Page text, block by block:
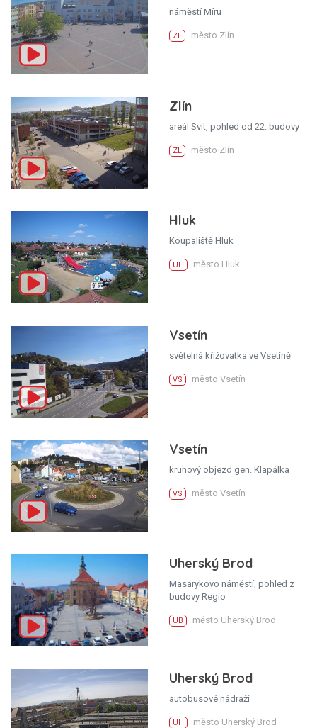
náměstí Míru
ZL město Zlín
Zlín
areál Svit, pohled od 22. budovy
ZL město Zlín
Hluk
Koupaliště Hluk
UH město Hluk
Vsetín
světelná křižovatka ve Vsetíně
VS město Vsetín
Vsetín
kruhový objezd gen. Klapálka
VS město Vsetín
Uherský Brod
Masarykovo náměstí, pohled z
budovy Regio
UB město Uherský Brod
Uherský Brod
autobusové nádraží
UH město Uherský Brod